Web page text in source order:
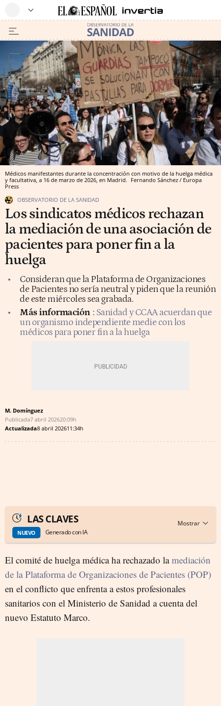
Médicos manifestantes durante la concentración con motivo de la huelga médica
y facultativa, a 16 de marzo de 2026, en Madrid. Fernando Sánchez / Europa
Press
OBSERVATORIO DE LA SANIDAD
Los sindicatos médicos rechazan
la mediación de una asociación de
pacientes para poner fin a la
huelga
Consideran que la Plataforma de Organizaciones
de Pacientes no sería neutral y piden que la reunión
de este miércoles sea grabada.
Más información : Sanidad y CCAA acuerdan que
un organismo independiente medie con los
médicos para poner fin a la huelga
M. Domínguez
Publicada7 abril 202620:09h
Actualizada8 abril 202611:34h
LAS CLAVES
NUEVO Generado con IA
El comité de huelga médica ha rechazado lamediación
de la Plataforma de Organizaciones de Pacientes (POP)
en el conflicto que enfrenta a estos profesionales
sanitarios con el Ministerio de Sanidad a cuenta del
nuevo Estatuto Marco.